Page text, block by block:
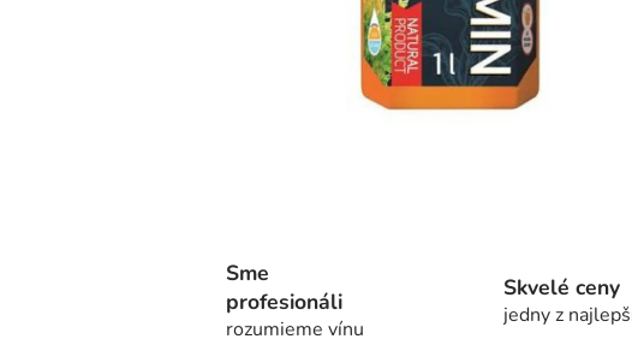
Sme
profesionáli
rozumieme vínu
Skvelé ceny
jedny z